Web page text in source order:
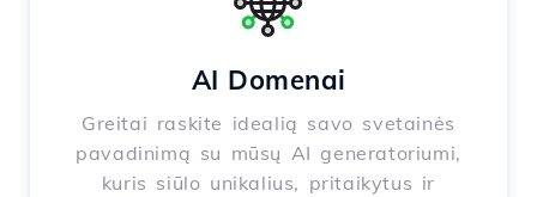
AI Domenai
Greitai raskite idealią savo svetainės
pavadinimą su mūsų AI generatoriumi,
kuris siūlo unikalius, pritaikytus ir